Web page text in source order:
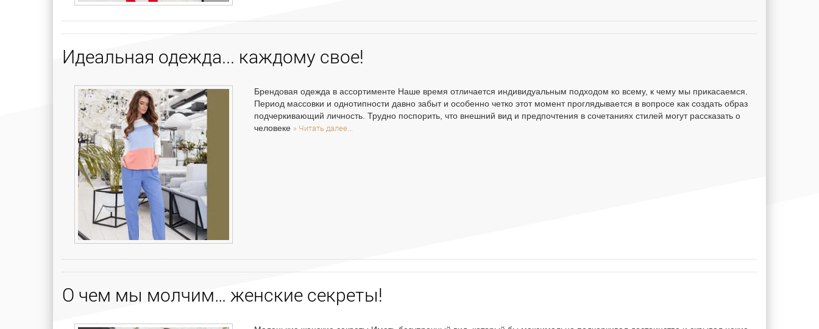
Идеальная одежда... каждому свое!
Брендовая одежда в ассортименте Наше время отличается индивидуальным подходом ко всему, к чему мы прикасаемся.
Период массовки и однотипности давно забыт и особенно четко этот момент проглядывается в вопросе как создать образ
подчеркивающий личность. Трудно поспорить, что внешний вид и предпочтения в сочетаниях стилей могут рассказать о
человеке » Читать далее...
О чем мы молчим… женские секреты!